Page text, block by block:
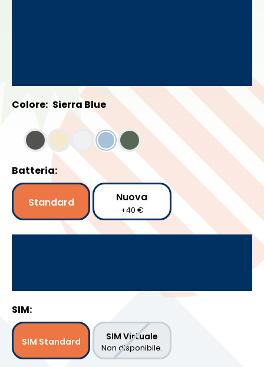
Colore: Sierra Blue
Batteria:
Standard Nuova
+40 €
SIM:
SIM Standard SIM Virtuale
Non disponibile.